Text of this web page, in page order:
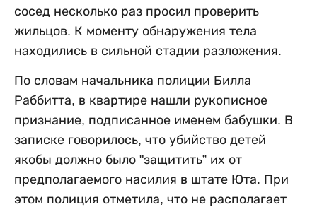
сосед несколько раз просил проверить
жильцов. К моменту обнаружения тела
находились в сильной стадии разложения.
По словам начальника полиции Билла
Раббитта, в квартире нашли рукописное
признание, подписанное именем бабушки. В
записке говорилось, что убийство детей
якобы должно было "защитить” их от
предполагаемого насилия в штате Юта. При
этом полиция отметила, что не располагает